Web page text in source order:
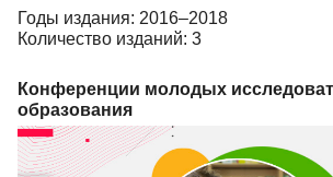
Годы издания: 2016–2018
Количество изданий: 3
Конференции молодых
образования